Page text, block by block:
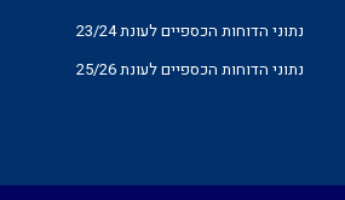
נתוני הדוחות הכספיים לעונת 23/24
נתוני הדוחות הכספיים לעונת 25/26